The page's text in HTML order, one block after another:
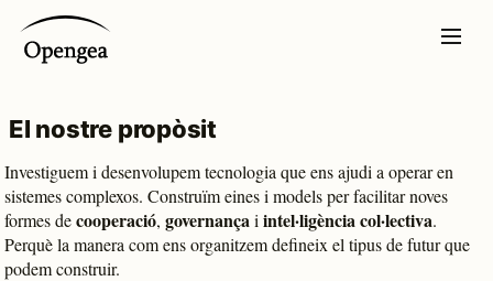
El nostre propòsit
Investiguem i desenvolupem tecnologia que ens ajudi a operar en
sistemes complexos. Construïm eines i models per facilitar noves
formes decooperació, governançai intel·ligència col·lectiva.
Perquè la manera com ens organitzem defineix el tipus de futur que
podem construir.